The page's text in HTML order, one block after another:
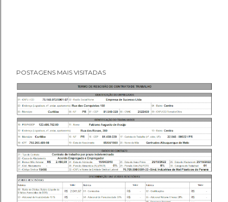
POSTAGENS MAIS VISITADAS